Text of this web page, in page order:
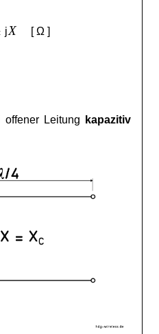
jX [ Ω ]
offener Leitung
kapazitiv